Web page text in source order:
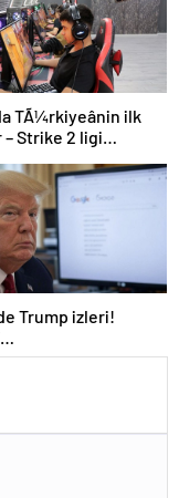
TÃ¼rkiyeânin ilk
Strike 2 ligi
Trump izleri!
kaldÄ±rÄ±lÄ±yor,